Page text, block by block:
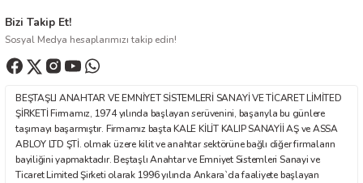
Ürün resmi kalitesiz, bozuk veya görüntülenemiyor.
Ürün açıklamasında eksik bilgiler bulunuyor.
Ürün bilgilerinde hatalar bulunuyor.
Bu ürüne benzer farklı alternatifler olmalı.
Bizi Takip Et!
Sosyal Medya hesaplarımızı takip edin!
BEŞTAŞLI ANAHTAR VE EMNİYET SİSTEMLERİ SANAYİ VE TİCARET LİMİTED
ŞİRKETİ Firmamız, 1974 yılında başlayan serüvenini, başarıyla bu günlere
taşımayı başarmıştır. Firmamız başta KALE KİLİT KALIP SANAYİİ AŞ ve ASSA
ABLOY LTD ŞTİ. olmak üzere kilit ve anahtar sektörüne bağlı diğer firmaların
bayiliğini yapmaktadır. Beştaşlı Anahtar ve Emniyet Sistemleri Sanayi ve
Ticaret Limited Şirketi olarak 1996 yılında Ankara`da faaliyete başlayan